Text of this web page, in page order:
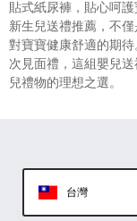
貼式紙尿褲，貼心呵
新生兒送禮推薦，不
對寶寶健康舒適的期
次見面禮，這組嬰兒
兒禮物的理想之選。
台灣